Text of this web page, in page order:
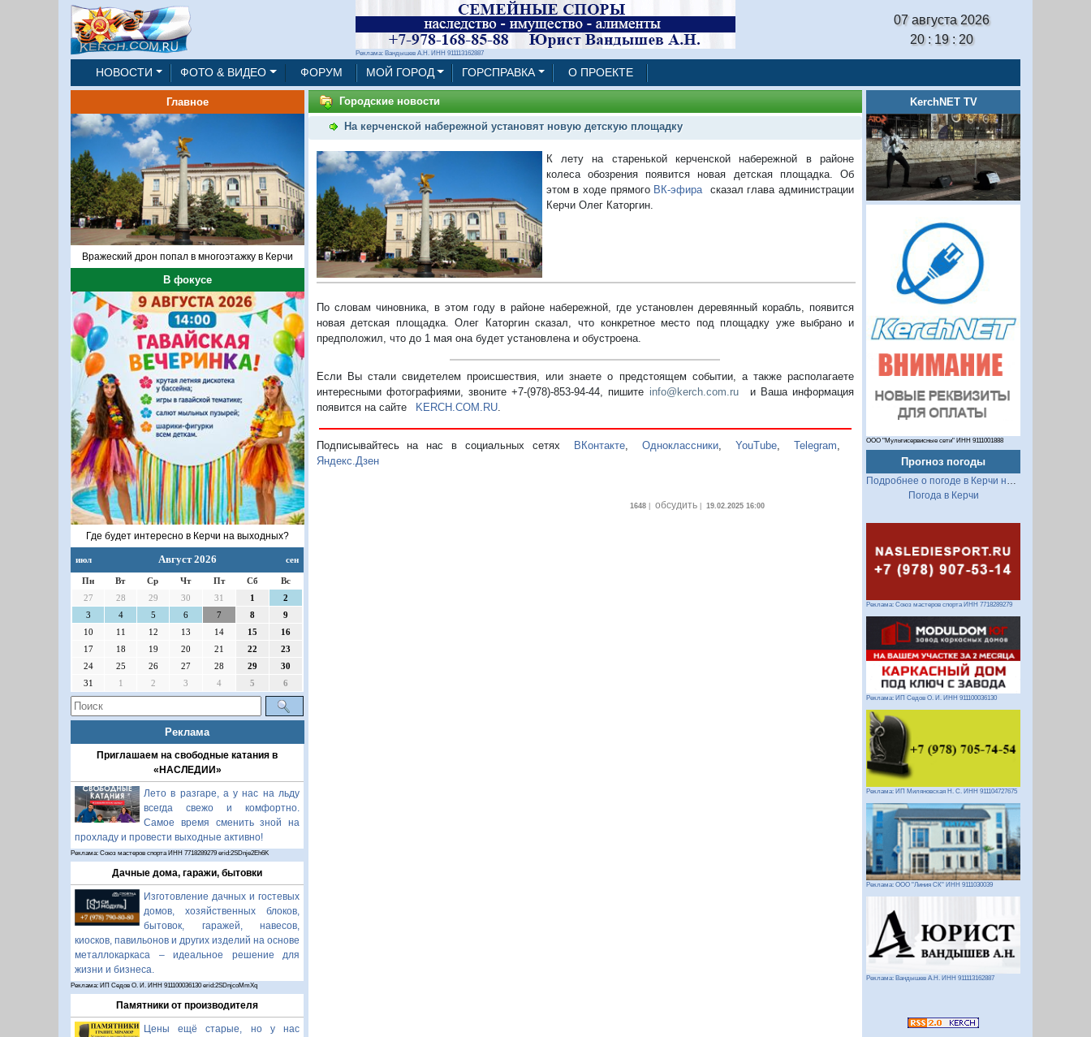
Реклама: Вандышев А.Н. ИНН 911113162887
07 августа 2026
20 : 19 : 21
НОВОСТИ ФОТО & ВИДЕО ФОРУМ МОЙ ГОРОД ГОРСПРАВКА О ПРОЕКТЕ
Главное
Вражеский дрон попал в многоэтажку в Керчи
В фокусе
Где будет интересно в Керчи на выходных?
июл Август 2026 сен
Пн Вт Ср Чт Пт Сб
Вс
27
28 29 30 31 1
2
3
4 5 6 7 8
9
10
11 12 13 14 15
16
17
18 19 20 21 22
23
24
25 26 27 28 29
30
31
1 2 3 4 5 6
Реклама
Приглашаем на свободные катания в
«НАСЛЕДИИ»
Лето в разгаре, а у нас на льду
всегда свежо и комфортно.
Самое время сменить зной на
прохладу и провести выходные активно!
Реклама: Союз мастеров спорта ИНН 7718289279 erid:2SDnje2Eh6K
Дачные дома, гаражи, бытовки
Изготовление дачных и гостевых
домов, хозяйственных блоков,
бытовок, гаражей, навесов,
киосков, павильонов и других изделий на основе
металлокаркаса – идеальное решение для
жизни и бизнеса.
Реклама: ИП Седов О. И. ИНН 911100036130 erid:2SDnjcoMmXq
Памятники от производителя
Цены ещё старые, но у нас
Городские новости
На керченской набережной установят новую детскую площадку
К лету на старенькой керченской набережной в районе
колеса обозрения появится новая детская площадка. Об
этом в ходе прямого ВК-эфира сказал глава администрации
Керчи Олег Каторгин.
По словам чиновника, в этом году в районе набережной, где установлен деревянный корабль, появится
новая детская площадка. Олег Каторгин сказал, что конкретное место под площадку уже выбрано и
предположил, что до 1 мая она будет установлена и обустроена.
Если Вы стали свидетелем происшествия, или знаете о предстоящем событии, а также располагаете
интересными фотографиями, звоните +7-(978)-853-94-44, пишите info@kerch.com.ru и Ваша информация
появится на сайте
KERCH.COM.RU.
Подписывайтесь на нас в социальных сетях ВКонтакте, Одноклассники,YouTube,Telegram,
Яндекс.Дзен
1648| обсудить| 19.02.2025 16:00
KerchNET TV
ООО "Мультисервисные сети" ИНН 9111001888
Прогноз погоды
Подробнее о погоде в Керчи на 2 недели
Погода в Керчи
Реклама: Союз мастеров спорта ИНН 7718289279
Реклама: ИП Седов О. И. ИНН 911100036130
Реклама: ИП Миляновская Н. С. ИНН 911104727675
Реклама: ООО "Линия СК" ИНН 9111030039
Реклама: Вандышев А.Н. ИНН 911113162887